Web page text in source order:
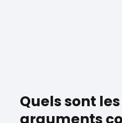
Quels sont les